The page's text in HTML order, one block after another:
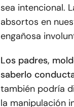
sea intencional.
absortos en
engañosa
Los padres,
saberlo
también podría
la manipulación